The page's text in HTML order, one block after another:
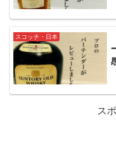
スコッチ・日本
ス